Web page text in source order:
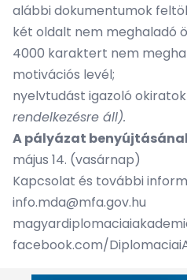
alábbi dokumentumok
két oldalt nem meghaladó
4000 karaktert nem
motivációs levél;
nyelvtudást igazoló okiratok
rendelkezésre áll).
A pályázat
május 14. (vasárnap)
Kapcsolat és további
info.mda@mfa.gov.hu
facebook.com/